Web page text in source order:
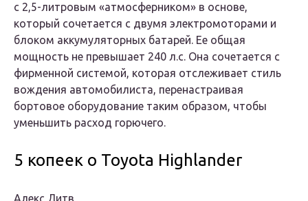
с 2,5-литровым «атмосферником» в основе,
который сочетается с двумя электромоторами и
блоком аккумуляторных батарей. Ее общая
мощность не превышает 240 л.с. Она сочетается с
фирменной системой, которая отслеживает стиль
вождения автомобилиста, перенастраивая
бортовое оборудование таким образом, чтобы
уменьшить расход горючего.
5 копеек о Toyota Highlander